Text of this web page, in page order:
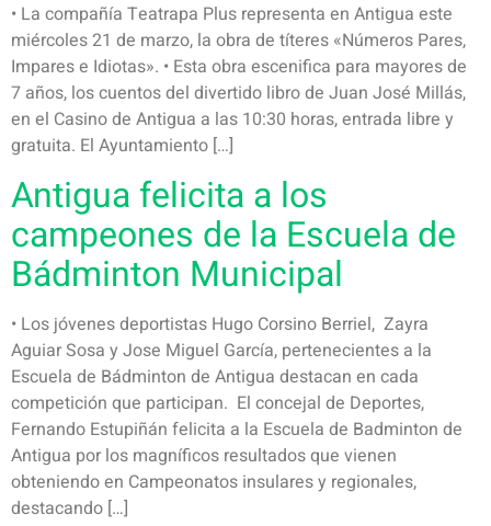
• La compañía Teatrapa Plus representa en Antigua este
miércoles 21 de marzo, la obra de títeres «Números Pares,
Impares e Idiotas». • Esta obra escenifica para mayores de
7 años, los cuentos del divertido libro de Juan José Millás,
en el Casino de Antigua a las 10:30 horas, entrada libre y
gratuita. El Ayuntamiento […]
Antigua felicita a los
campeones de la Escuela de
Bádminton Municipal
• Los jóvenes deportistas Hugo Corsino Berriel, Zayra
Aguiar Sosa y Jose Miguel García, pertenecientes a la
Escuela de Bádminton de Antigua destacan en cada
competición que participan. El concejal de Deportes,
Fernando Estupiñán felicita a la Escuela de Badminton de
Antigua por los magníficos resultados que vienen
obteniendo en Campeonatos insulares y regionales,
destacando […]